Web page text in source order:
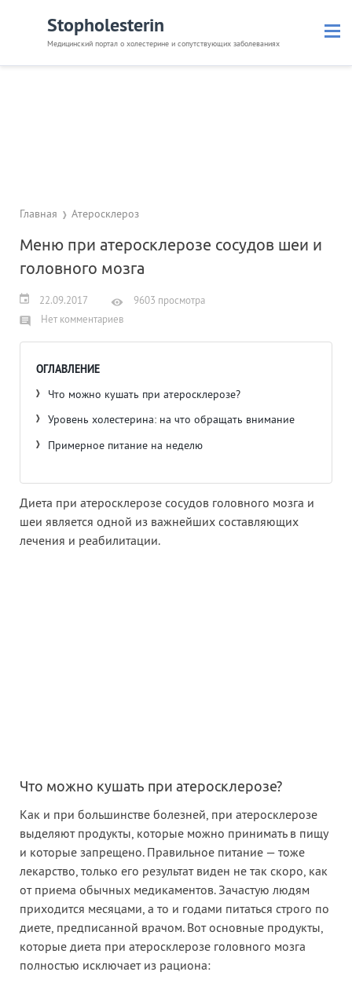
Stopholesterin
Медицинский портал о холестерине и сопутствующих заболеваниях
Главная Атеросклероз
Меню при атеросклерозе сосудов шеи и
головного мозга
22.09.2017
9603 просмотра
Нет комментариев
ОГЛАВЛЕНИЕ
Что можно кушать при атеросклерозе?
Уровень холестерина: на что обращать внимание
Примерное питание на неделю
Диета при атеросклерозе сосудов головного мозга и
шеи является одной из важнейших составляющих
лечения и реабилитации.
Что можно кушать при атеросклерозе?
Как и при большинстве болезней, при атеросклерозе
выделяют продукты, которые можно принимать в пищу
и которые запрещено. Правильное питание — тоже
лекарство, только его результат виден не так скоро, как
от приема обычных медикаментов. Зачастую людям
приходится месяцами, а то и годами питаться строго по
диете, предписанной врачом. Вот основные продукты,
которые диета при атеросклерозе головного мозга
полностью исключает из рациона: